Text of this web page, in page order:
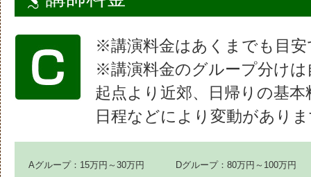
※講演料金はあくまでも目安
※講演料金のグループ分けは
起点より近郊、日帰りの基本
日程などにより変動があり
Aグループ：15万円～30万円
Dグループ：80万円～100万円